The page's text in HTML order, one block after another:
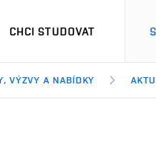
CHCI STUDOVAT
VÝZVY A NABÍDKY